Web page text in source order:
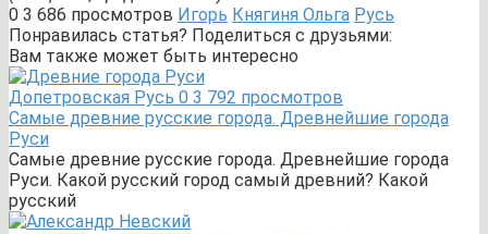
0 3 686 просмотров Игорь Княгиня Ольга Русь
Понравилась статья? Поделиться с друзьями:
Вам также может быть интересно
Допетровская Русь 0 3 792 просмотров
Самые древние русские города. Древнейшие города
Руси
Самые древние русские города. Древнейшие города
Руси. Какой русский город самый древний? Какой
русский